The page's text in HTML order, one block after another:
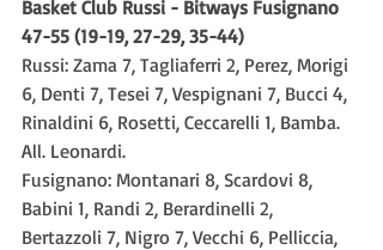
Basket Club Russi - Bitways Fusignano
47-55 (19-19, 27-29, 35-44)
Russi: Zama 7, Tagliaferri 2, Perez, Morigi
6, Denti 7, Tesei 7, Vespignani 7, Bucci 4,
Rinaldini 6, Rosetti, Ceccarelli 1, Bamba.
All. Leonardi.
Fusignano: Montanari 8, Scardovi 8,
Babini 1, Randi 2, Berardinelli 2,
Bertazzoli 7, Nigro 7, Vecchi 6, Pelliccia,